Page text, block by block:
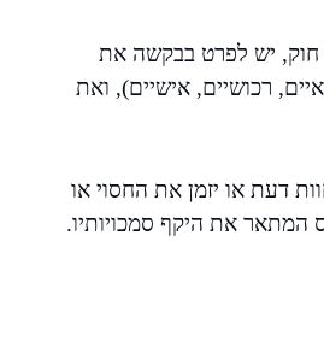
חוק, יש לפרט בבקשה את
רכושיים, אישיים), ואת
דעת או יזמן את החסוי או
המתאר את היקף סמכויותיו.